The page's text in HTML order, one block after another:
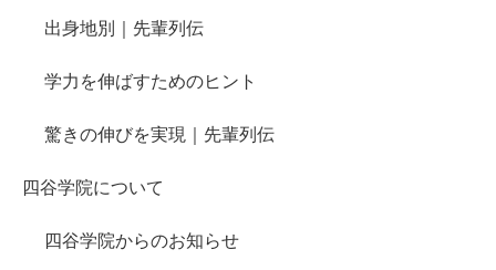
出身地別｜先輩列伝
学力を伸ばすためのヒント
驚きの伸びを実現｜先輩列伝
四谷学院について
四谷学院からのお知らせ